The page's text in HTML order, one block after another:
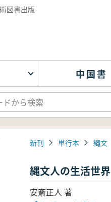
図書出版
中国書
新刊 単行本 縄文
縄文人の生活世界
安斎正人 著